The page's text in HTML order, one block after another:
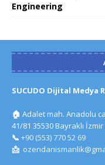
Engineering
SUCUDO Dijital Medya
🏠 Adalet mah. Anadolu
41/81 35530 Bayraklı
📞 +90 (553) 770 52 69
📩